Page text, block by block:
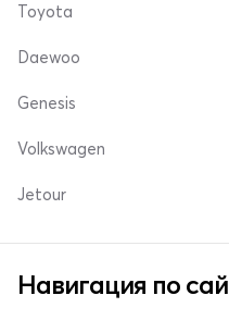
Toyota
Daewoo
Genesis
Volkswagen
Jetour
Навигация по